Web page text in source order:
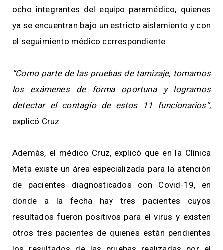
ocho integrantes del equipo paramédico, quienes
ya se encuentran bajo un estricto aislamiento y con
el seguimiento médico correspondiente.
“Como parte de las pruebas de tamizaje, tomamos
los exámenes de forma oportuna y logramos
detectar el contagio de estos 11 funcionarios”,
explicó Cruz.
Además, el médico Cruz, explicó que en la Clínica
Meta existe un área especializada para la atención
de pacientes diagnosticados con Covid-19, en
donde a la fecha hay tres pacientes cuyos
resultados fueron positivos para el virus y existen
otros tres pacientes de quienes están pendientes